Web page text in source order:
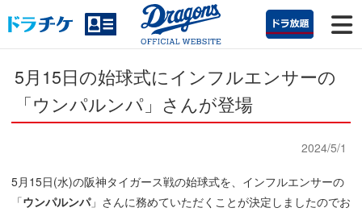
5月15日の始球式にインフルエンサーの
「ウンパルンパ」さんが登場
2024/5/1
5月15日(水)の阪神タイガース戦の始球式を、インフルエンサーの
「ウンパルンパ」さんに務めていただくことが決定しましたのでお